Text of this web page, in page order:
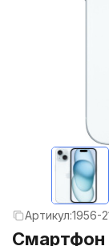
Артикул:1956-
Смартфон